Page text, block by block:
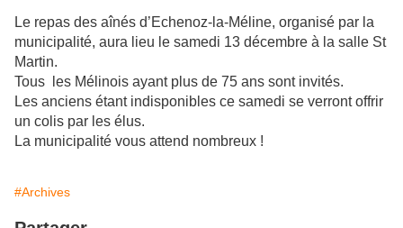
Le repas des aînés d’Echenoz-la-Méline, organisé par la
municipalité, aura lieu le samedi 13 décembre à la salle St
Martin.
Tous les Mélinois ayant plus de 75 ans sont invités.
Les anciens étant indisponibles ce samedi se verront offrir
un colis par les élus.
La municipalité vous attend nombreux !
#Archives